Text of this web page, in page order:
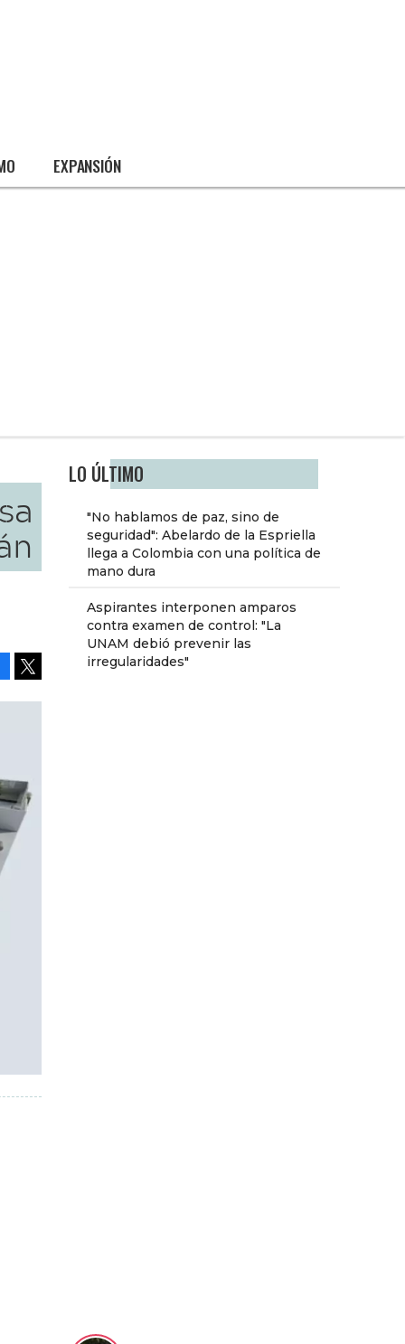
EXPANSIÓN
LO ÚLTIMO
"No hablamos de paz, sino de
seguridad": Abelardo de la Espriella
llega a Colombia con una política de
mano dura
Aspirantes interponen amparos
contra examen de control: "La
UNAM debió prevenir las
irregularidades"